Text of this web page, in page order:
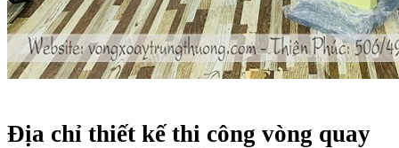
Địa chỉ thiết kế thi công vòng quay